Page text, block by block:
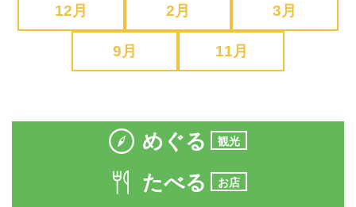
12月 2月 3月
9月 11月
めぐる 観光
たべる お店